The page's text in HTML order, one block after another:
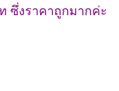
ซึ่งราคาถูกมากค่ะ